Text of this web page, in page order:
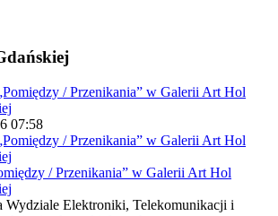
07:58
/ Przenikania” w Galerii Art Hol
Elektroniki, Telekomunikacji i